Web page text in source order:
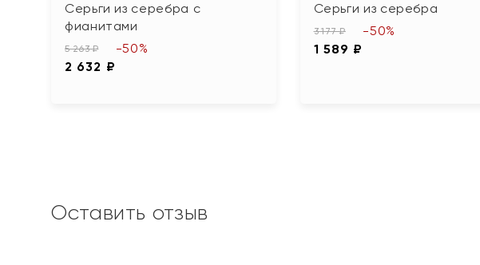
Серьги из серебра с
фианитами
5 263 ₽
2 632 ₽
-50%
Серьги из серебра
3 177 ₽
1 589 ₽
-50%
Оставить отзыв